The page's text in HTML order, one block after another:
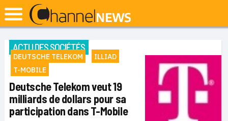
ACTU DES SOCIÉTÉS
DEUTSCHE TELEKOM
ILLIAD
T-MOBILE
Deutsche Telekom veut 19
milliards de dollars pour sa
participation dans T-Mobile